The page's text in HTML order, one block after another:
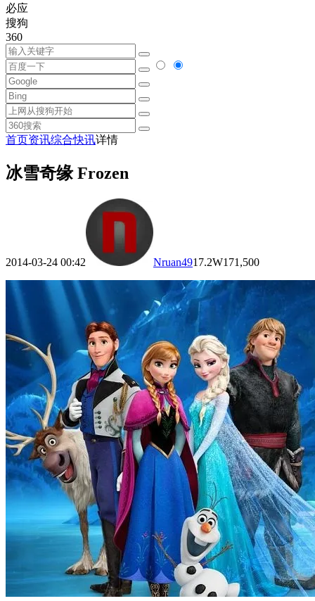
必应
搜狗
360
首页资讯综合快讯详情
冰雪奇缘 Frozen
2014-03-24 00:42 Nruan4917.2W171,500